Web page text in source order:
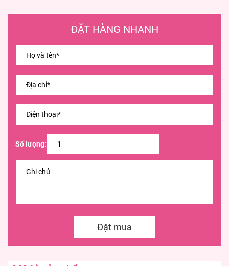
ĐẶT HÀNG NHANH
Số lượng:
Đặt mua